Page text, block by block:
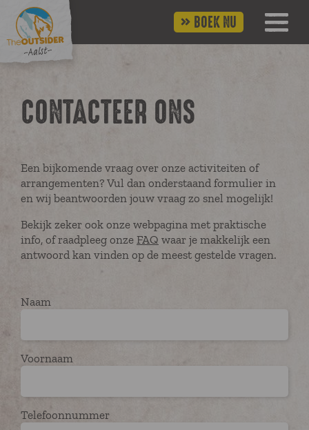
BOEK NU
CONTACTEER ONS
Een bijkomende vraag over onze activiteiten of
arrangementen? Vul dan onderstaand formulier in
en wij beantwoorden jouw vraag zo snel mogelijk!
Bekijk zeker ook onze webpagina met praktische
info, of raadpleeg onze FAQ waar je makkelijk een
antwoord kan vinden op de meest gestelde vragen.
Naam
Voornaam
Telefoonnummer